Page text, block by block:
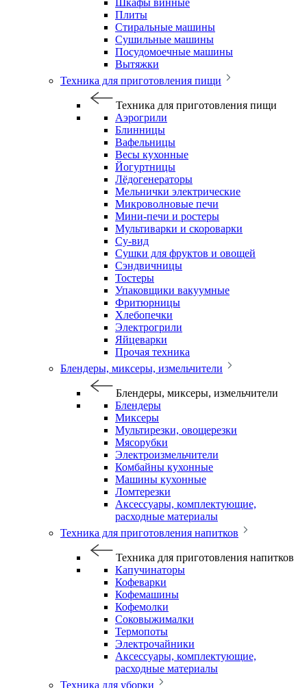
Шкафы винные
Плиты
Стиральные машины
Сушильные машины
Посудомоечные машины
Вытяжки
Техника для приготовления пищи
Техника для приготовления пищи
Аэрогрили
Блинницы
Вафельницы
Весы кухонные
Йогуртницы
Лёдогенераторы
Мельнички электрические
Микроволновые печи
Мини-печи и ростеры
Мультиварки и скороварки
Су-вид
Сушки для фруктов и овощей
Сэндвичницы
Тостеры
Упаковщики вакуумные
Фритюрницы
Хлебопечки
Электрогрили
Яйцеварки
Прочая техника
Блендеры, миксеры, измельчители
Блендеры, миксеры, измельчители
Блендеры
Миксеры
Мультирезки, овощерезки
Мясорубки
Электроизмельчители
Комбайны кухонные
Машины кухонные
Ломтерезки
Аксессуары, комплектующие,
расходные материалы
Техника для приготовления напитков
Техника для приготовления напитков
Капучинаторы
Кофеварки
Кофемашины
Кофемолки
Соковыжималки
Термопоты
Электрочайники
Аксессуары, комплектующие,
расходные материалы
Техника для уборки